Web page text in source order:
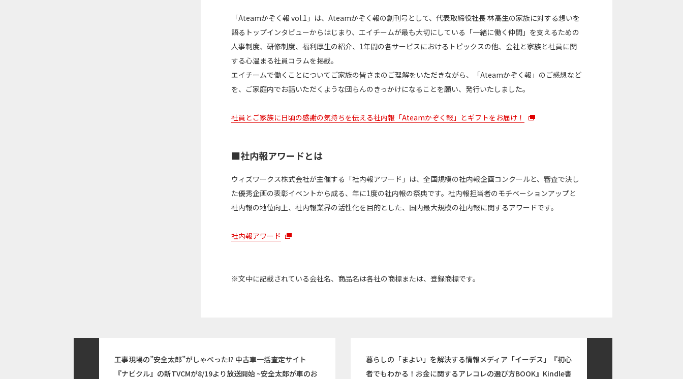
「Ateamかぞく報 vol.1」は、Ateamかぞく報の創刊号として、代表取締役社長 林高生の家族に対する想いを
語るトップインタビューからはじまり、エイチームが最も大切にしている「一緒に働く仲間」を支えるための
人事制度、研修制度、福利厚生の紹介、1年間の各サービスにおけるトピックスの他、会社と家族と社員に関
する心温まる社員コラムを掲載。
エイチームで働くことについてご家族の皆さまのご理解をいただきながら、「Ateamかぞく報」のご感想など
を、ご家庭内でお話いただくような団らんのきっかけになることを願い、発行いたしました。
社員とご家族に日頃の感謝の気持ちを伝える社内報「Ateamかぞく報」とギフトをお届け！
■社内報アワードとは
ウィズワークス株式会社が主催する「社内報アワード」は、全国規模の社内報企画コンクールと、審査で決し
た優秀企画の表彰イベントから成る、年に1度の社内報の祭典です。社内報担当者のモチベーションアップと
社内報の地位向上、社内報業界の活性化を目的とした、国内最大規模の社内報に関するアワードです。
社内報アワード
※文中に記載されている会社名、商品名は各社の商標または、登録商標です。
工事現場の”安全太郎”がしゃべった!? 中古車一括査定サイト
『ナビクル』の新TVCMが8/19より放送開始 ~安全太郎が車のお
暮らしの「まよい」を解決する情報メディア「イーデス」『初心
者でもわかる！お金に関するアレコレの選び方BOOK』Kindle書